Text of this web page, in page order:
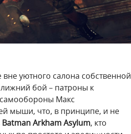
уютного салона собственной
бой – патроны к
самообороны Макс
мыши, что, в принципе, и не
Batman Arkham Asylum, кто